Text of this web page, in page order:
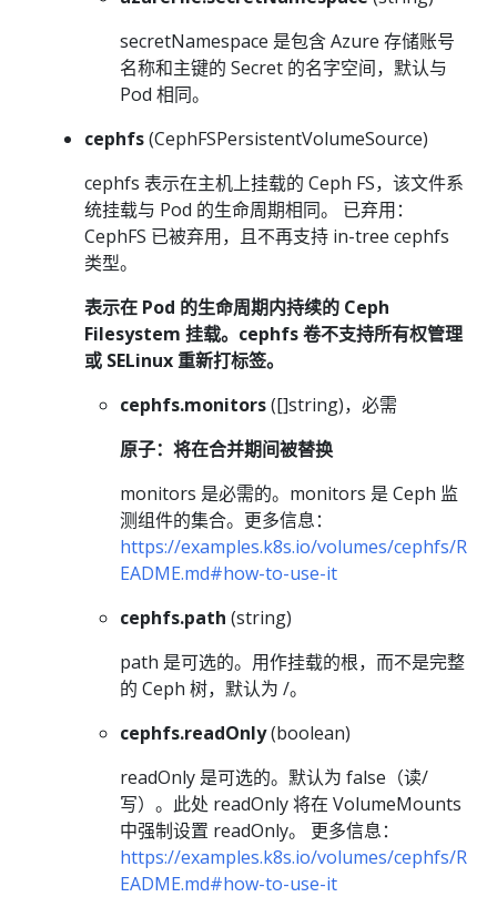
secretNamespace 是包含 Azure 存储账号
名称和主键的 Secret 的名字空间，默认与
Pod 相同。
cephfs(CephFSPersistentVolumeSource)
cephfs 表示在主机上挂载的 Ceph FS，该文件系
统挂载与 Pod 的生命周期相同。 已弃用：
CephFS 已被弃用，且不再支持 in-tree cephfs
类型。
表示在 Pod 的生命周期内持续的 Ceph
Filesystem 挂载。cephfs 卷不支持所有权管理
或 SELinux 重新打标签。
cephfs.monitors([]string)，必需
原子：将在合并期间被替换
monitors 是必需的。monitors 是 Ceph 监
测组件的集合。更多信息：
https://examples.k8s.io/volumes/cephfs/R
EADME.md#how-to-use-it
cephfs.path (string)
path 是可选的。用作挂载的根，而不是完整
的 Ceph 树，默认为 /。
cephfs.readOnly(boolean)
readOnly 是可选的。默认为 false（读/
写）。此处 readOnly 将在 VolumeMounts
中强制设置 readOnly。 更多信息：
https://examples.k8s.io/volumes/cephfs/R
EADME.md#how-to-use-it